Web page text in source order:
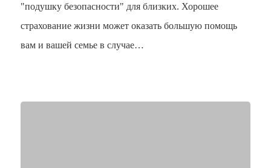
"подушку безопасности" для близких. Хорошее
страхование жизни может оказать большую помощь
вам и вашей семье в случае…
CK SEGUR